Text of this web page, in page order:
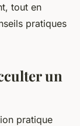
tout en
pratiques
un
pratique